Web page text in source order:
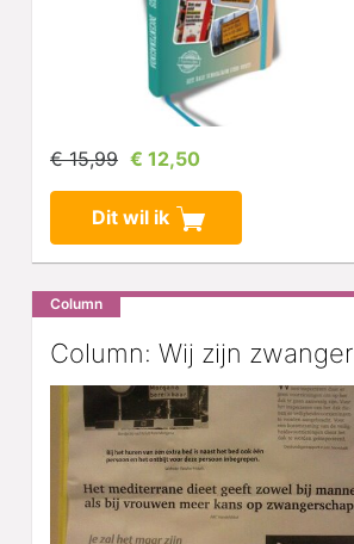
€ 15,99 € 12,50
Dit wil ik
Column
Column: Wij zijn zwanger